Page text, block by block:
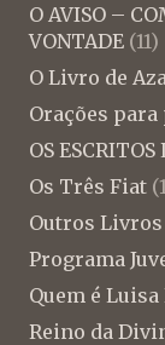
O AVISO –
VONTADE (11)
O Livro de
Orações
OS
Os Três Fiat
Outros Livros
Programa
Quem é
Reino da